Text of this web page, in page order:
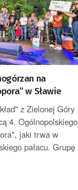
na
w Sławie
z Zielonej Góry
4. Ogólnopolskiego
jaki trwa w
pałacu. Grupę